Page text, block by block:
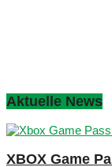
Aktuelle News
XBOX Game